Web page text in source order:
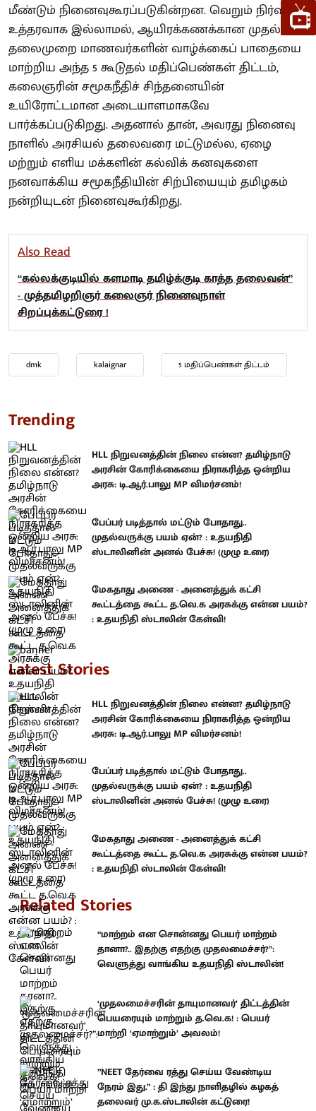
மீண்டும் நினைவுகூரப்படுகின்றன. வெறும் நிர்வாக
உத்தரவாக இல்லாமல், ஆயிரக்கணக்கான முதல்
தலைமுறை மாணவர்களின் வாழ்க்கைப் பாதையை
மாற்றிய அந்த 5 கூடுதல் மதிப்பெண்கள் திட்டம்,
கலைஞரின் சமூகநீதிச் சிந்தனையின்
உயிரோட்டமான அடையாளமாகவே
பார்க்கப்படுகிறது. அதனால் தான், அவரது நினைவு
நாளில் அரசியல் தலைவரை மட்டுமல்ல, ஏழை
மற்றும் எளிய மக்களின் கல்விக் கனவுகளை
நனவாக்கிய சமூகநீதியின் சிற்பியையும் தமிழகம்
நன்றியுடன் நினைவுகூர்கிறது.
Also Read
“கல்லக்குடியில் களமாடி தமிழ்க்குடி காத்த தலைவன்”
- முத்தமிழறிஞர் கலைஞர் நினைவுநாள்
சிறப்புக்கட்டுரை !
dmk kalaignar 5 மதிப்பெண்கள் திட்டம்
Trending
HLL நிறுவனத்தின் நிலை என்ன? தமிழ்நாடு
அரசின் கோரிக்கையை நிராகரித்த ஒன்றிய
அரசு: டி.ஆர்.பாலு MP விமர்சனம்!
பேப்பர் படித்தால் மட்டும் போதாது..
முதல்வருக்கு பயம் ஏன்? : உதயநிதி
ஸ்டாலினின் அனல் பேச்சு! (முழு உரை)
மேகதாது அணை - அனைத்துக் கட்சி
கூட்டத்தை கூட்ட த.வெ.க அரசுக்கு என்ன பயம்?
: உதயநிதி ஸ்டாலின் கேள்வி!
Latest Stories
HLL நிறுவனத்தின் நிலை என்ன? தமிழ்நாடு
அரசின் கோரிக்கையை நிராகரித்த ஒன்றிய
அரசு: டி.ஆர்.பாலு MP விமர்சனம்!
பேப்பர் படித்தால் மட்டும் போதாது..
முதல்வருக்கு பயம் ஏன்? : உதயநிதி
ஸ்டாலினின் அனல் பேச்சு! (முழு உரை)
மேகதாது அணை - அனைத்துக் கட்சி
கூட்டத்தை கூட்ட த.வெ.க அரசுக்கு என்ன பயம்?
: உதயநிதி ஸ்டாலின் கேள்வி!
Related Stories
“மாற்றம் என சொன்னது பெயர் மாற்றம்
தானா?.. இதற்கு எதற்கு முதலமைச்சர்?”:
வெளுத்து வாங்கிய உதயநிதி ஸ்டாலின்!
‘முதலமைச்சரின் தாயுமானவர்’ திட்டத்தின்
பெயரையும் மாற்றும் த.வெ.க! : பெயர்
மாற்றி ‘ஏமாற்றும்’ அவலம்!
”NEET தேர்வை ரத்து செய்ய வேண்டிய
நேரம் இது.” : தி இந்து நாளிதழில் கழகத்
தலைவர் மு.க.ஸ்டாலின் கட்டுரை!